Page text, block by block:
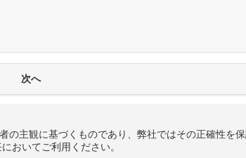
の主観に基づくものであり、弊社ではその正確性を
おいてご利用ください。